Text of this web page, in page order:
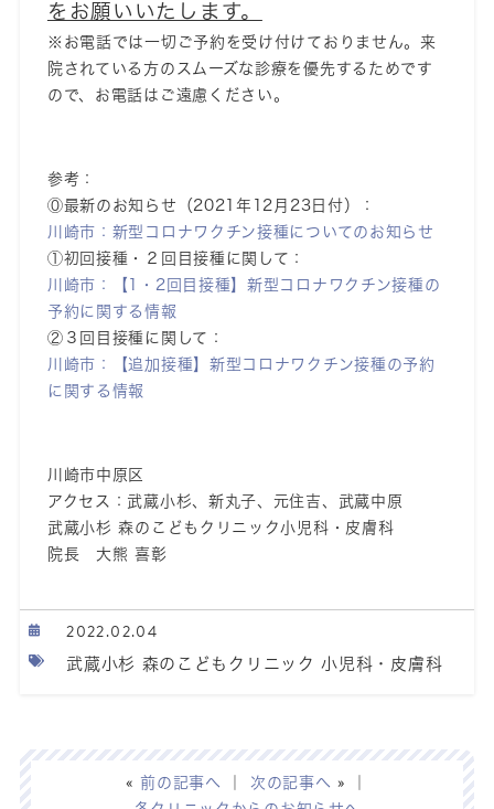
をお願いいたします。
※お電話では一切ご予約を受け付けておりません。来
院されている方のスムーズな診療を優先するためです
ので、お電話はご遠慮ください。
参考：
⓪最新のお知らせ（2021年12月23日付）：
川崎市：新型コロナワクチン接種についてのお知らせ
①初回接種・２回目接種に関して：
川崎市：【1・2回目接種】新型コロナワクチン接種の
予約に関する情報
②３回目接種に関して：
川崎市：【追加接種】新型コロナワクチン接種の予約
に関する情報
川崎市中原区
アクセス：武蔵小杉、新丸子、元住吉、武蔵中原
武蔵小杉 森のこどもクリニック小児科・皮膚科
院長 大熊 喜彰
2022.02.04
武蔵小杉 森のこどもクリニック 小児科・皮膚科
«前の記事へ 次の記事へ » ｜